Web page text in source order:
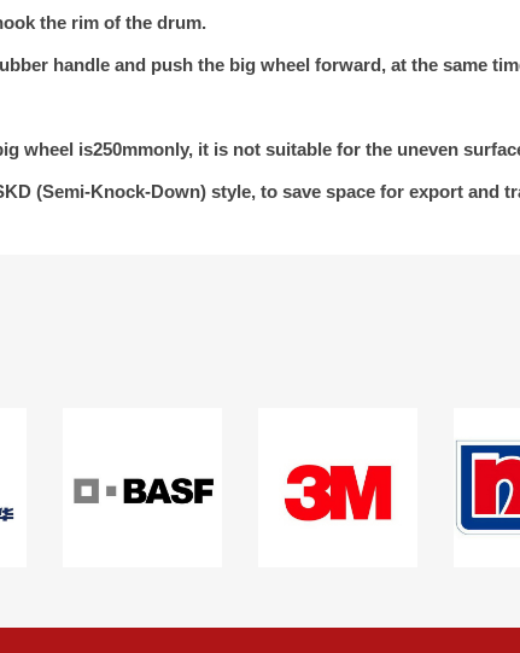
the rim of the drum.
handle and push the big wheel forward, at the same
wheel is250mmonly, it is not suitable for the uneven
(Semi-Knock-Down) style, to save space for export and